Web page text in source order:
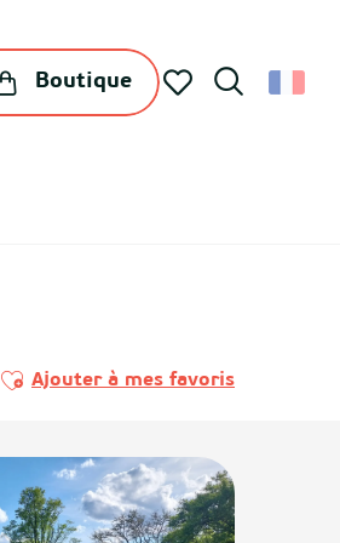
Boutique
Ajouter aux favoris
Ajouter à mes favoris